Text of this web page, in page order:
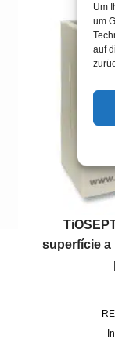
Um
um
auf
superfície a